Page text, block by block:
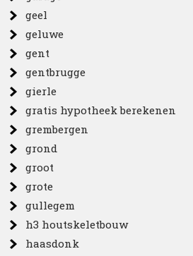
geel
geluwe
gent
gentbrugge
gierle
gratis hypotheek berekenen
grembergen
grond
groot
grote
gullegem
h3 houtskeletbouw
haasdonk